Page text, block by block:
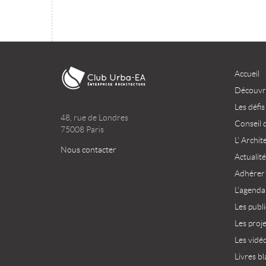
48, rue de Londres
75008 Paris
Nous contacter
Accueil
Les défis
Conseil
L’
Adhérer
Les
Les
Les
Livres